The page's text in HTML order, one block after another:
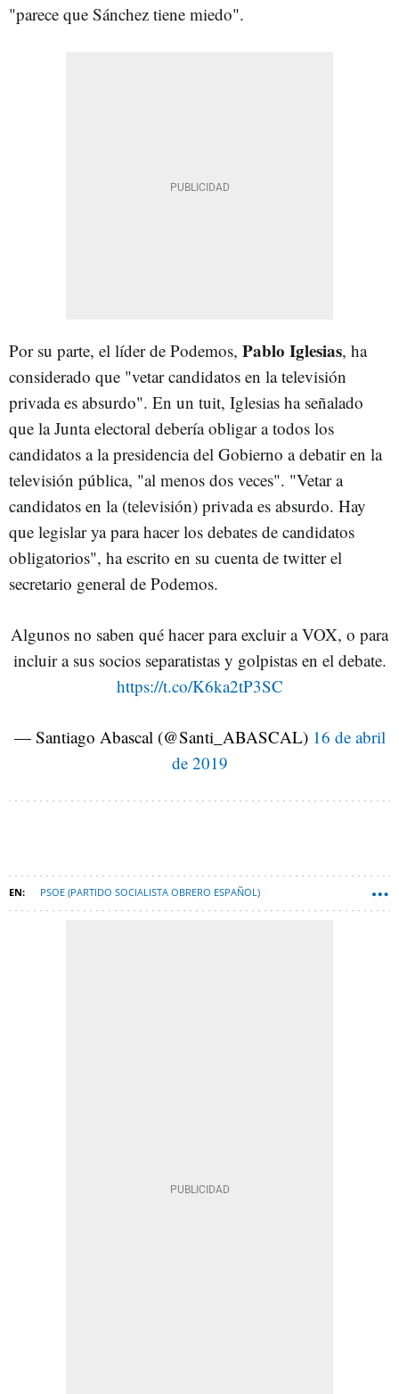
"parece que Sánchez tiene miedo".
Por su parte, el líder de Podemos, Pablo Iglesias, ha
considerado que "vetar candidatos en la televisión
privada es absurdo". En un tuit, Iglesias ha señalado
que la Junta electoral debería obligar a todos los
candidatos a la presidencia del Gobierno a debatir en la
televisión pública, "al menos dos veces". "Vetar a
candidatos en la (televisión) privada es absurdo. Hay
que legislar ya para hacer los debates de candidatos
obligatorios", ha escrito en su cuenta de twitter el
secretario general de Podemos.
Algunos no saben qué hacer para excluir a VOX, o para
incluir a sus socios separatistas y golpistas en el debate.
https://t.co/K6ka2tP3SC
— Santiago Abascal (@Santi_ABASCAL) 16 de abril
de 2019
PSOE (PARTIDO SOCIALISTA OBRERO ESPAÑOL)